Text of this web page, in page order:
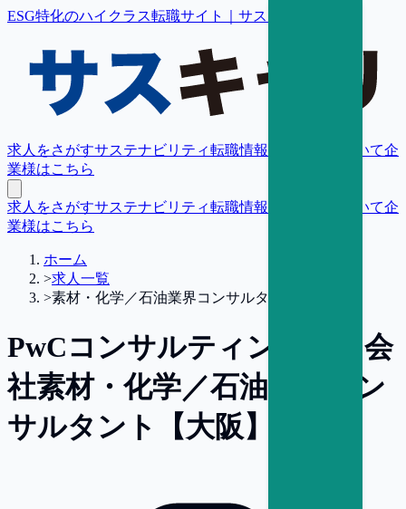
ESG特化のハイクラス転職サイト｜サスキャリ
求人をさがすサステナビリティ転職情報 転職支援について企
業様はこちら
求人をさがすサステナビリティ転職情報 転職支援について企
業様はこちら
ホーム
>求人一覧
>素材・化学／石油業界コンサルタント【大阪】
PwCコンサルティング合同会
社素材・化学／石油業界コン
サルタント【大阪】